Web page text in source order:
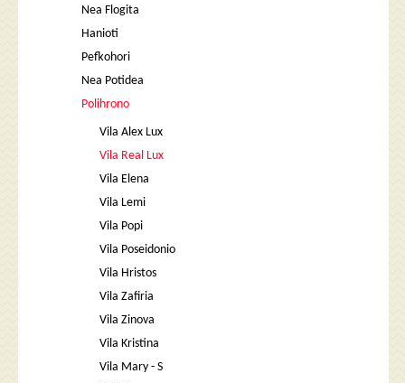
Nea Flogita
Hanioti
Pefkohori
Nea Potidea
Polihrono
Vila Alex Lux
Vila Real Lux
Vila Elena
Vila Lemi
Vila Popi
Vila Poseidonio
Vila Hristos
Vila Zafiria
Vila Zinova
Vila Kristina
Vila Mary - S